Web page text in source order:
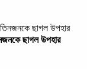
ছাগল উপহার